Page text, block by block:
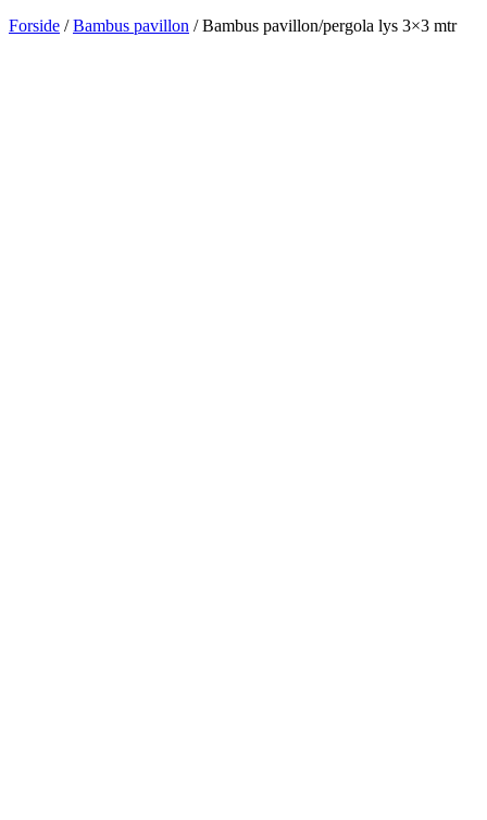
Forside /Bambus pavillon / Bambus pavillon/pergola lys 3×3 mtr